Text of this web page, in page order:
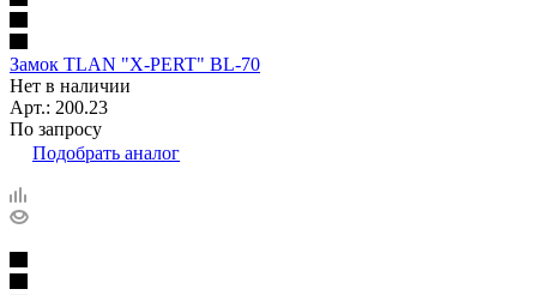
Замок TLAN "X-PERT" BL-70
Нет в наличии
Арт.: 200.23
По запросу
Подобрать аналог